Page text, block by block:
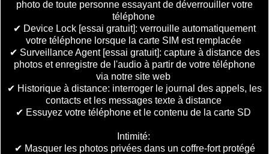
photo de toute personne essayant de déverrouiller votre
téléphone
✔ Device Lock [essai gratuit]: verrouille automatiquement
votre téléphone lorsque la carte SIM est remplacée
✔ Surveillance Agent [essai gratuit]: capture à distance des
photos et enregistre de l'audio à partir de votre téléphone
via notre site web
✔ Historique à distance: interroger le journal des appels, les
contacts et les messages texte à distance
✔ Essuyez votre téléphone et le contenu de la carte SD
Intimité:
✔ Masquer les photos privées dans un coffre-fort protégé